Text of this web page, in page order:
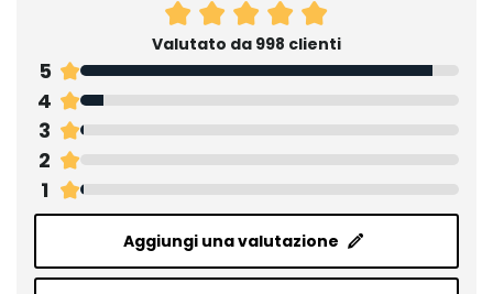
Valutato da 998 clienti
5
4
3
2
1
Aggiungi una valutazione